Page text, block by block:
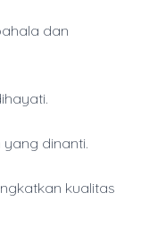
dan
dinanti.
kualitas